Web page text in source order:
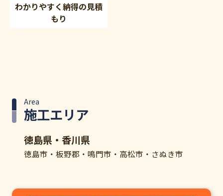
わかりやすく納得の見積
もり
施工エリア
Area
徳島県・香川県
徳島市・板野郡・鳴門市・高松市・さぬき市